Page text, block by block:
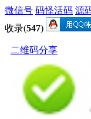
微信号 码怪活码 源
收录(547)
二维码分享